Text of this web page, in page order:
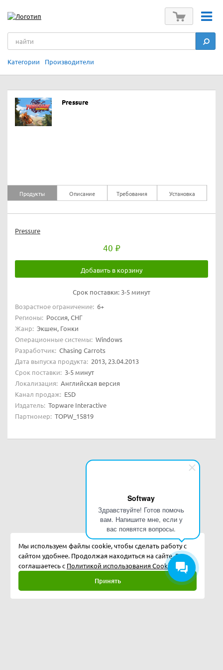
Softway
Здравствуйте! Готов помочь
вам. Напишите мне, если у
вас появятся вопросы.
Категории Производители
Pressure
Продукты Описание Требования Установка
Pressure
40
Добавить в корзину
Срок поставки: 3-5 минут
Возрастное ограничение: 6+
Регионы: Россия, СНГ
Жанр: Экшен, Гонки
Операционные системы: Windows
Разработчик: Chasing Carrots
Дата выпуска продукта: 2013, 23.04.2013
Срок поставки: 3-5 минут
Локализация: Английская версия
Канал продаж: ESD
Издатель: Topware Interactive
Партномер: TOPW_15819
Мы используем файлы cookie, чтобы сделать работу с
сайтом удобнее. Продолжая находиться на сайте, Вы
соглашаетесь с Политикой использования Cookies.
Принять